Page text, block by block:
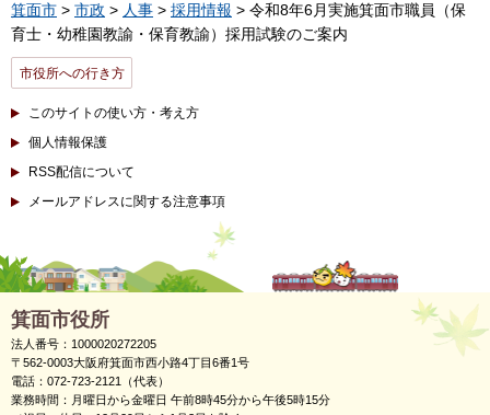
箕面市 > 市政 > 人事 > 採用情報 > 令和8年6月実施箕面市職員（保
育士・幼稚園教諭・保育教諭）採用試験のご案内
市役所への行き方
このサイトの使い方・考え方
個人情報保護
RSS配信について
メールアドレスに関する注意事項
箕面市役所
法人番号：1000020272205
〒562-0003大阪府箕面市西小路4丁目6番1号
電話：072-723-2121（代表）
業務時間：月曜日から金曜日 午前8時45分から午後5時15分